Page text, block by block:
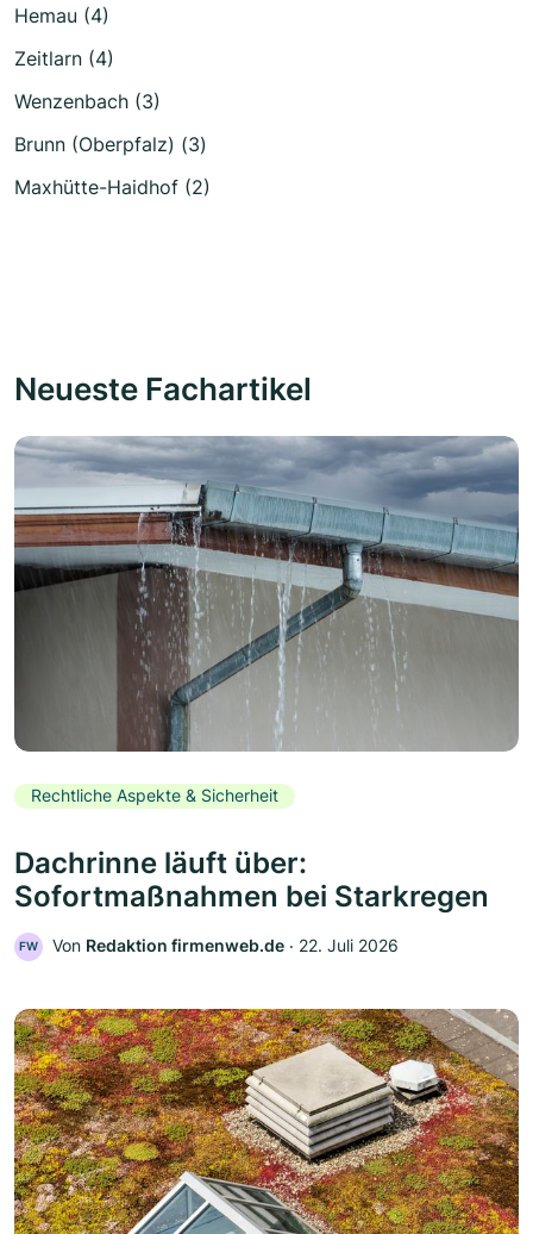
Hemau (4)
Zeitlarn (4)
Wenzenbach (3)
Brunn (Oberpfalz) (3)
Maxhütte-Haidhof (2)
Neueste Fachartikel
Rechtliche Aspekte & Sicherheit
Dachrinne läuft über:
Sofortmaßnahmen bei Starkregen
FW Von Redaktion firmenweb.de ‧ 22. Juli 2026